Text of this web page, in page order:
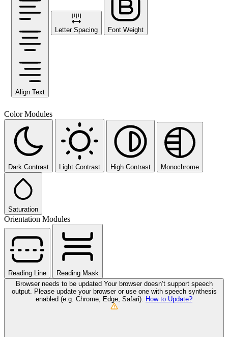
Align Text
Letter Spacing Font Weight
Color Modules
Dark Contrast Light Contrast High Contrast Monochrome
Saturation
Orientation Modules
Reading Line
Reading Mask
Browser needs to be updated Your browser doesn’t support speech
output. Please update your browser or use one with speech synthesis
enabled (e.g. Chrome, Edge, Safari).
How to Update?